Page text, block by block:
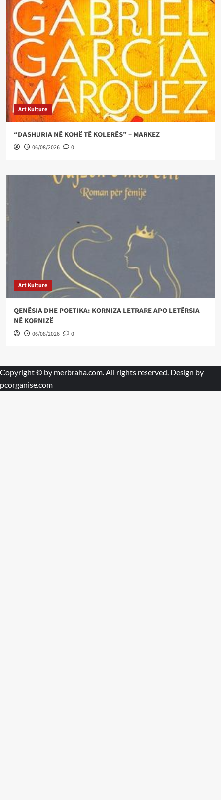
Art Kulture
“DASHURIA NË KOHË TË KOLERËS” – MARKEZ
06/08/2026 0
Art Kulture
QENËSIA DHE POETIKA: KORNIZA LETRARE APO LETËRSIA
NË KORNIZË
06/08/2026 0
Copyright © by merbraha.com . All rights reserved. Design by
pcorganise.com